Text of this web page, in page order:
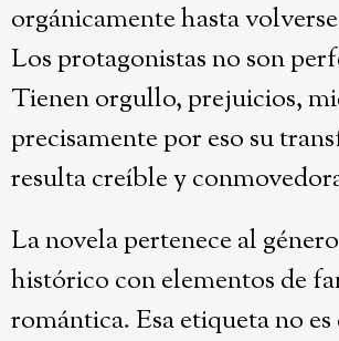
orgánicamente hasta
Los protagonistas no son
Tienen orgullo, prejuicios,
precisamente por eso su
resulta creíble y
La novela pertenece al
histórico con elementos de
romántica. Esa etiqueta no